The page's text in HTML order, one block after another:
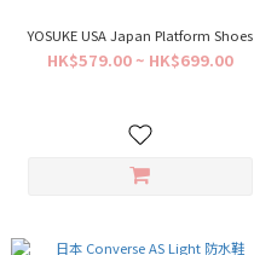
YOSUKE USA Japan Platform Shoes
HK$579.00 ~ HK$699.00